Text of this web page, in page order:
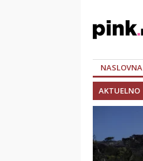
NASLOVNA
AKTUELNO